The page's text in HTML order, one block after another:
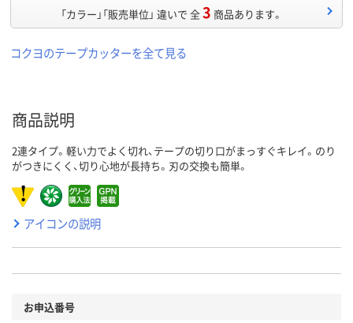
「カラー」「販売単位」 違いで 全3 商品あります。
コクヨのテープカッターを全て見る
商品説明
2連タイプ。軽い力でよく切れ、テープの切り口がまっすぐキレイ。のり
がつきにくく、切り心地が長持ち。刃の交換も簡単。
アイコンの説明
お申込番号